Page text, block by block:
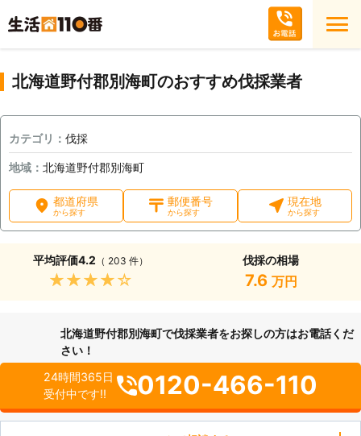
北海道野付郡別海町のおすすめ伐採業者
カテゴリ： 伐採
地域： 北海道野付郡別海町
都道府県
から探す
郵便番号
から探す
現在地
から探す
平均評価4.2 （ 203 件）
★★★★★
伐採の相場
7.6 万円
北海道野付郡別海町で伐採業者をお探しの方はお電話くだ
さい！
24時間365日
受付中です!!
0120-466-110